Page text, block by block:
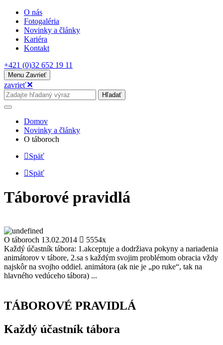
O nás
Fotogaléria
Novinky a články
Kariéra
Kontakt
+421 (0)32 652 19 11
Menu Zavrieť
zavrieť✕
Hľadať
Domov
Novinky a články
O táboroch
Späť
Späť
Táborové pravidlá
O táboroch 13.02.2014
5554x
Každý účastník tábora: 1.akceptuje a dodržiava pokyny a nariadenia
animátorov v tábore, 2.sa s každým svojim problémom obracia vždy
najskôr na svojho oddiel. animátora (ak nie je „po ruke“, tak na
hlavného vedúceho tábora) ...
TÁBOROVÉ PRAVIDLÁ
Každý účastník tábora